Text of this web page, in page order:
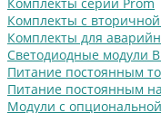
Комплекты с
Комплекты для
Светодиодные модули
Питание постоянным
Питание постоянным
Модули с